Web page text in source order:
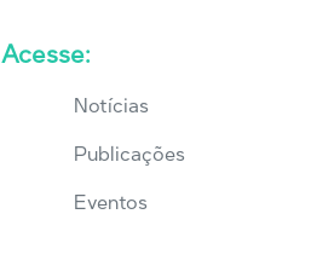
Acesse:
Notícias
Publicações
Eventos